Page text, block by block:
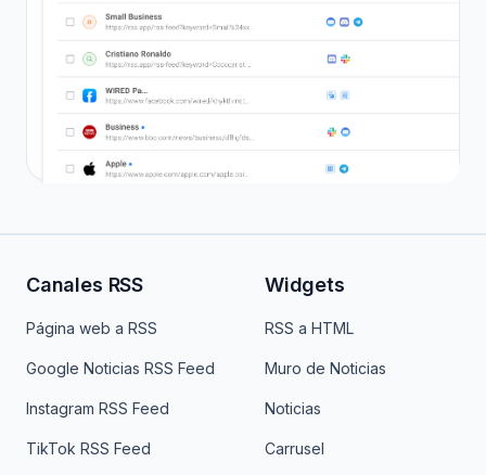
Canales RSS
Página web a RSS
Google Noticias RSS Feed
Instagram RSS Feed
TikTok RSS Feed
Widgets
RSS a HTML
Muro de Noticias
Noticias
Carrusel